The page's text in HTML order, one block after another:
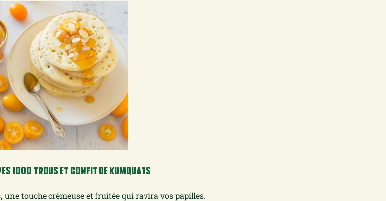
1000 TROUS ET CONFIT DE KUMQUATS
une touche crémeuse et fruitée qui ravira vos papilles.